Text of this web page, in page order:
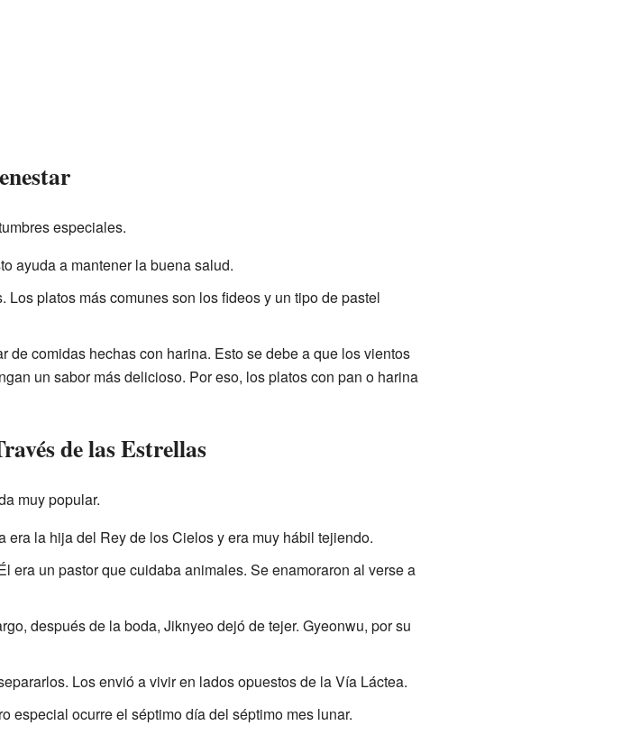
especiales.
ayuda a mantener la buena salud.
platos más comunes son los fideos y un tipo de pastel
comidas hechas con harina. Esto se debe a que los vientos
un sabor más delicioso. Por eso, los platos con pan o harina
de las Estrellas
muy popular.
la hija del Rey de los Cielos y era muy hábil tejiendo.
era un pastor que cuidaba animales. Se enamoraron al verse a
después de la boda, Jiknyeo dejó de tejer. Gyeonwu, por su
Los envió a vivir en lados opuestos de la Vía Láctea.
especial ocurre el séptimo día del séptimo mes lunar.